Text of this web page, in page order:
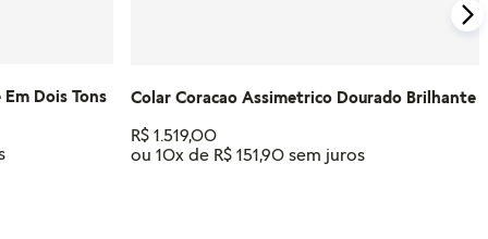
Dois Tons Colar Coracao Assimetrico Dourado Brilhante
R$ 1.519,00
ou 10x de R$ 151,90